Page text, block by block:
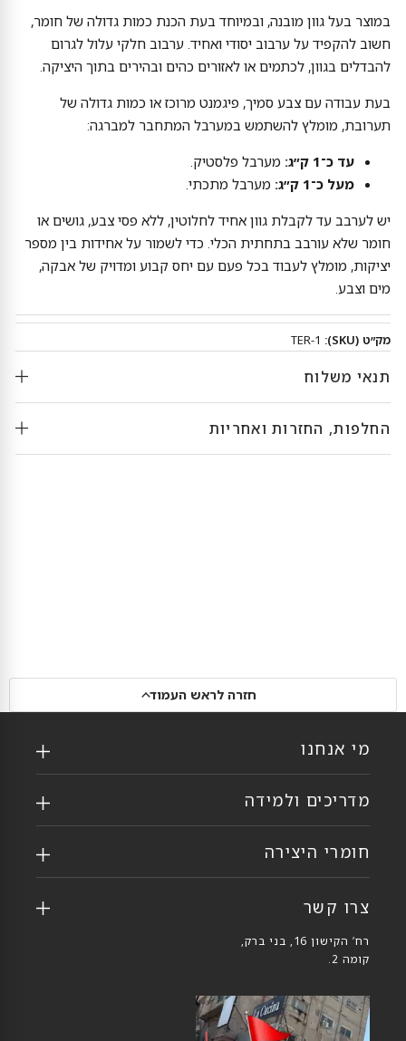
במוצר בעל גוון מובנה, ובמיוחד בעת הכנת כמות גדולה של חומר,
חשוב להקפיד על ערבוב יסודי ואחיד. ערבוב חלקי עלול לגרום
להבדלים בגוון, לכתמים או לאזורים כהים ובהירים בתוך היציקה.
בעת עבודה עם צבע סמיך, פיגמנט מרוכז או כמות גדולה של
תערובת, מומלץ להשתמש במערבל המתחבר למברגה:
עד כ־1 ק״ג:
מערבל פלסטיק.
מעל כ־1 ק״ג:
מערבל מתכתי.
יש לערבב עד לקבלת גוון אחיד לחלוטין, ללא פסי צבע, גושים או
חומר שלא עורבב בתחתית הכלי. כדי לשמור על אחידות בין מספר
יציקות, מומלץ לעבוד בכל פעם עם יחס קבוע ומדויק של אבקה,
מים וצבע.
מק״ט (SKU): TER-1
תנאי משלוח
החלפות, החזרות ואחריות
חזרה לראש העמוד
מי אנחנו
מדריכים ולמידה
חומרי היצירה
צרו קשר
רח’ הקישון 16, בני ברק,
קומה 2.